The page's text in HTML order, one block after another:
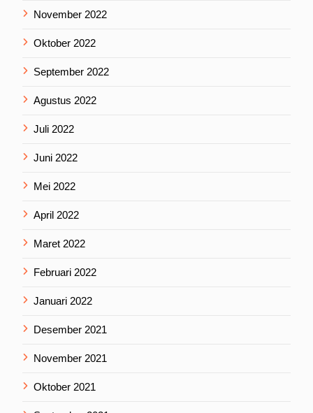
November 2022
Oktober 2022
September 2022
Agustus 2022
Juli 2022
Juni 2022
Mei 2022
April 2022
Maret 2022
Februari 2022
Januari 2022
Desember 2021
November 2021
Oktober 2021